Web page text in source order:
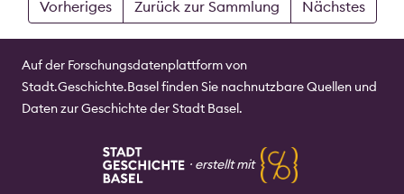
Vorheriges Zurück zur Sammlung Nächstes
Auf der Forschungsdatenplattform von
Stadt.Geschichte.Basel finden Sie nachnutzbare Quellen und
Daten zur Geschichte der Stadt Basel.
⸱ erstellt mit